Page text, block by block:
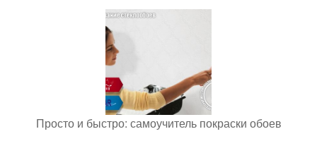
Просто и быстро: самоучитель покраски обоев